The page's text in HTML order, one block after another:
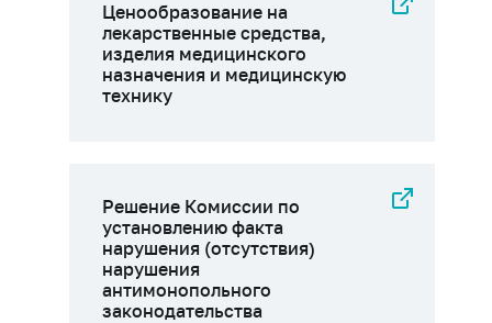
Ценообразование на
лекарственные средства,
изделия медицинского
назначения и медицинскую
технику
Решение Комиссии по
установлению факта
нарушения (отсутствия)
нарушения
антимонопольного
законодательства